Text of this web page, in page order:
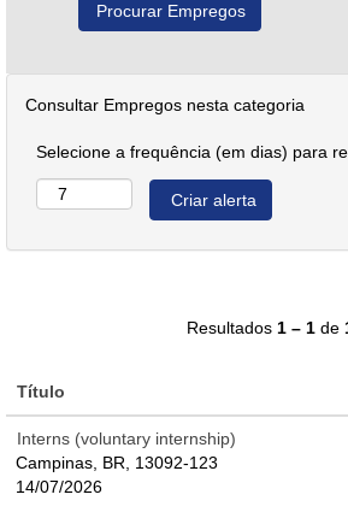
Consultar Empregos nesta categoria
Selecione a frequência (em dias) para
Resultados 1 – 1de
Título
Interns (voluntary internship)
Campinas, BR, 13092-123
14/07/2026